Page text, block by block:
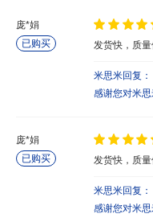
庞*娟
已购买
发货快，质量
米思米回复：
感谢您对米思
庞*娟
已购买
发货快，质量
米思米回复：
感谢您对米思